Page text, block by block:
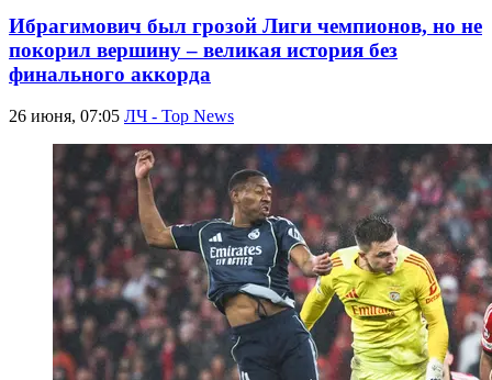
Ибрагимович был грозой Лиги чемпионов, но не
покорил вершину – великая история без
финального аккорда
26 июня, 07:05 ЛЧ - Top News